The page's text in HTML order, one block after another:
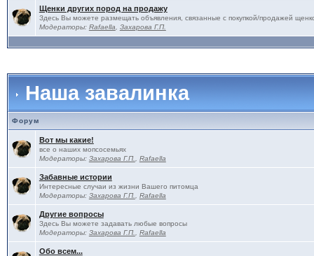
Щенки других пород на продажу
Здесь Вы можете размещать объявления, связанные с покупкой/продажей
Модераторы: Rafaella Захарова Г.П.
Наша завалинка
Форум
Вот мы какие!
все о наших мопсосемьях
Модераторы: Захарова Г.П. Rafaella
Забавные истории
Интересные случаи из жизни Вашего питомца
Модераторы: Захарова Г.П. Rafaella
Другие вопросы
Здесь Вы можете задавать любые вопросы
Модераторы: Захарова Г.П. Rafaella
Обо всем...